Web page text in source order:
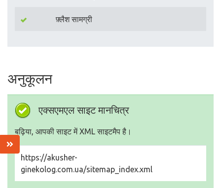
फ़्लैश सामग्री
अनुकूलन
एक्सएमएल साइट मानचित्र
बढ़िया, आपकी साइट में XML साइटमैप है।
https://akusher-
ginekolog.com.ua/sitemap_index.xml